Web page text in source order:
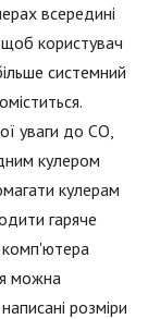
всередині
щоб користувач
системний
уваги до СО,
кулером
кулерам
гаряче
комп'ютера
можна
розміри